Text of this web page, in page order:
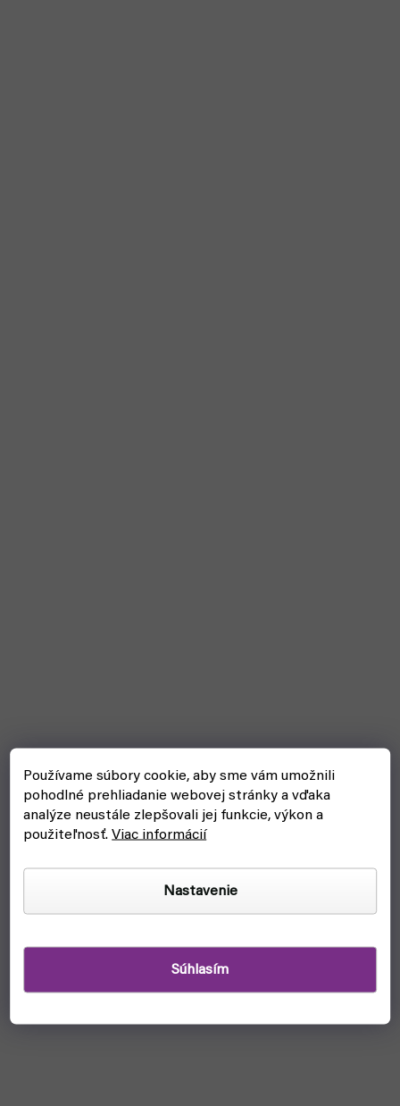
Používame súbory cookie, aby sme vám umožnili
pohodlné prehliadanie webovej stránky a vďaka
analýze neustále zlepšovali jej funkcie, výkon a
použiteľnosť.Viac informácií
Nastavenie
Súhlasím